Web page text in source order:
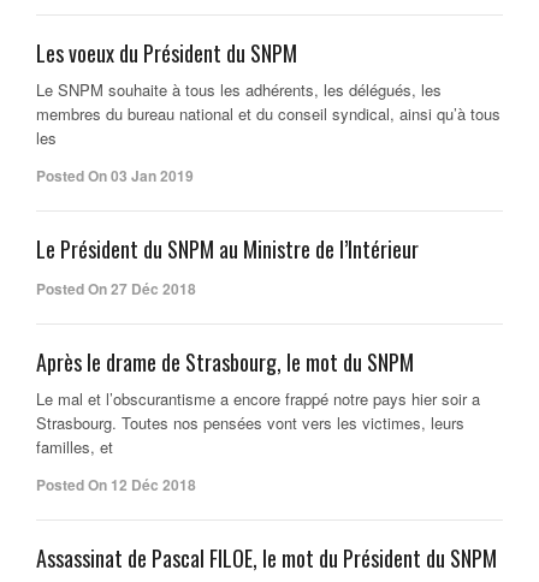
Les voeux du Président du SNPM
Le SNPM souhaite à tous les adhérents, les délégués, les
membres du bureau national et du conseil syndical, ainsi qu’à tous
les
Posted On 03 Jan 2019
Le Président du SNPM au Ministre de l’Intérieur
Posted On 27 Déc 2018
Après le drame de Strasbourg, le mot du SNPM
Le mal et l’obscurantisme a encore frappé notre pays hier soir a
Strasbourg. Toutes nos pensées vont vers les victimes, leurs
familles, et
Posted On 12 Déc 2018
Assassinat de Pascal FILOE, le mot du Président du SNPM